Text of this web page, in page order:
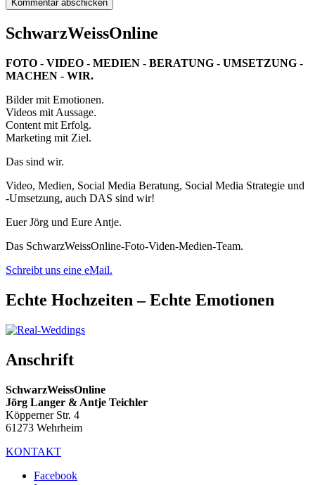
SchwarzWeissOnline
FOTO - VIDEO - MEDIEN - BERATUNG - UMSETZUNG -
MACHEN - WIR.
Bilder mit Emotionen.
Videos mit Aussage.
Content mit Erfolg.
Marketing mit Ziel.
Das sind wir.
Video, Medien, Social Media Beratung, Social Media Strategie und
-Umsetzung, auch DAS sind wir!
Euer Jörg und Eure Antje.
Das SchwarzWeissOnline-Foto-Viden-Medien-Team.
Schreibt uns eine eMail.
Echte Hochzeiten – Echte Emotionen
Anschrift
SchwarzWeissOnline
Jörg Langer & Antje Teichler
Köpperner Str. 4
61273 Wehrheim
KONTAKT
Facebook